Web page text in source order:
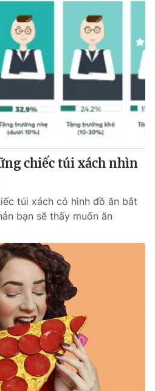
chiếc túi xách nhìn
túi xách có hình đồ ăn bắt
bạn sẽ thấy muốn ăn